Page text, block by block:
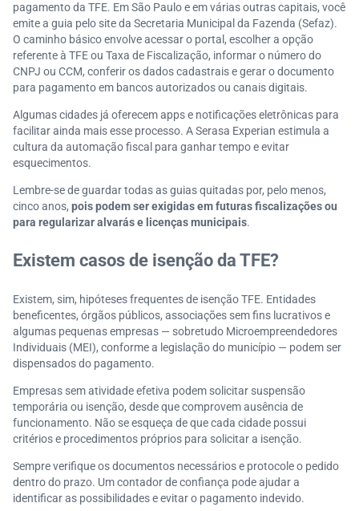
pagamento da TFE. Em São Paulo e em várias outras capitais, você
emite a guia pelo site da Secretaria Municipal da Fazenda (Sefaz).
O caminho básico envolve acessar o portal, escolher a opção
referente à TFE ou Taxa de Fiscalização, informar o número do
CNPJ ou CCM, conferir os dados cadastrais e gerar o documento
para pagamento em bancos autorizados ou canais digitais.
Algumas cidades já oferecem apps e notificações eletrônicas para
facilitar ainda mais esse processo. A Serasa Experian estimula a
cultura da automação fiscal para ganhar tempo e evitar
esquecimentos.
Lembre-se de guardar todas as guias quitadas por, pelo menos,
cinco anos, pois podem ser exigidas em futuras fiscalizações ou
para regularizar alvarás e licenças municipais.
Existem casos de isenção da TFE?
Existem, sim, hipóteses frequentes de isenção TFE. Entidades
beneficentes, órgãos públicos, associações sem fins lucrativos e
algumas pequenas empresas — sobretudo Microempreendedores
Individuais (MEI), conforme a legislação do município — podem ser
dispensados do pagamento.
Empresas sem atividade efetiva podem solicitar suspensão
temporária ou isenção, desde que comprovem ausência de
funcionamento. Não se esqueça de que cada cidade possui
critérios e procedimentos próprios para solicitar a isenção.
Sempre verifique os documentos necessários e protocole o pedido
dentro do prazo. Um contador de confiança pode ajudar a
identificar as possibilidades e evitar o pagamento indevido.